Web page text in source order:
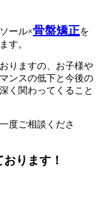
ール×骨盤矯正を
す。
りますの、お子様や
ンスの低下と今後の
く関わってくること
度ご相談くださ
ります！